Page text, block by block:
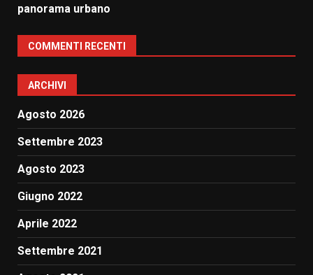
panorama urbano
COMMENTI RECENTI
ARCHIVI
Agosto 2026
Settembre 2023
Agosto 2023
Giugno 2022
Aprile 2022
Settembre 2021